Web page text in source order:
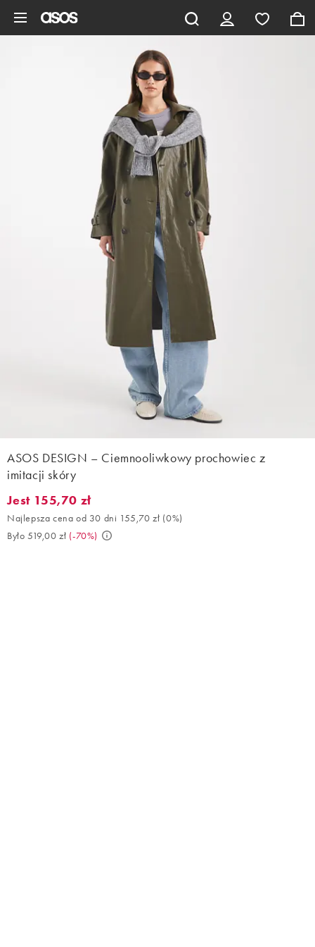
ASOS DESIGN – Ciemnooliwkowy prochowiec z
imitacji skóry
Jest 155,70 zł. Najlepsza cena od 30 dni 155,70 zł (0%). Było
Jest 155,70 zł
Najlepsza cena od 30 dni 155,70 zł (0%)
Było 519,00 zł (-70%)